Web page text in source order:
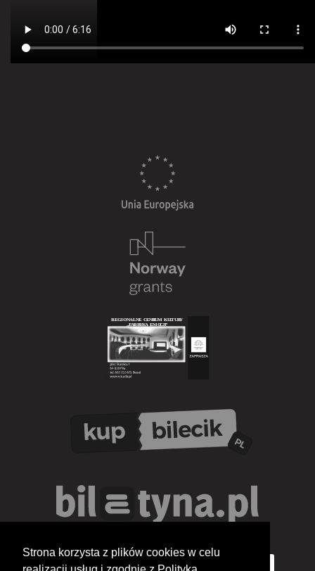
Strona korzysta z plików cookies w celu